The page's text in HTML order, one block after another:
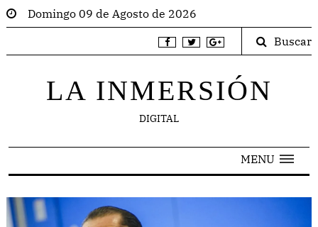
Domingo 09 de Agosto de 2026
Buscar
LA INMERSIÓN
DIGITAL
MENU